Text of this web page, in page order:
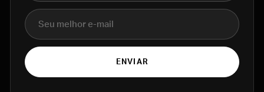
E-mail
ENVIAR